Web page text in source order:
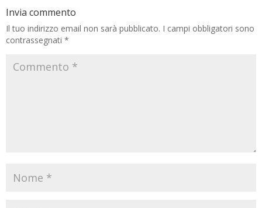
Invia commento
Il tuo indirizzo email non sarà pubblicato. I campi obbligatori sono
contrassegnati *